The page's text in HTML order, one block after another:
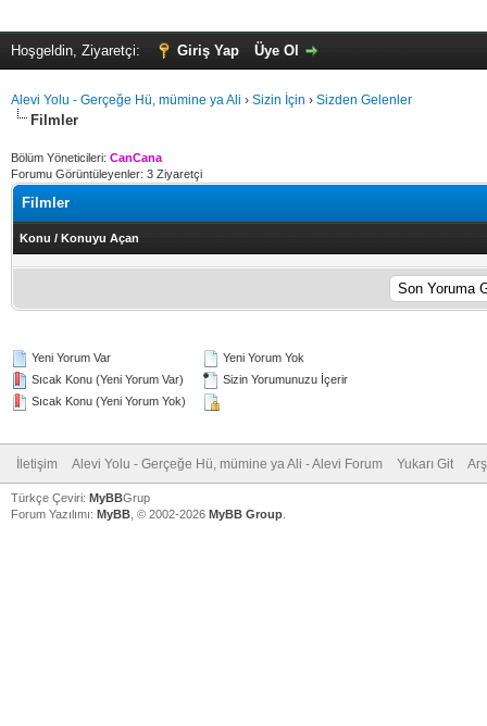
Hoşgeldin, Ziyaretçi: Giriş Yap Üye Ol
Alevi Yolu - Gerçeğe Hü, mümine ya Ali › Sizin İçin › Sizden Gelenler
Filmler
Bölüm Yöneticileri: CanCana
Forumu Görüntüleyenler: 3 Ziyaretçi
Filmler
Konu / Konuyu Açan
Yeni Yorum Var
Sıcak Konu (Yeni Yorum Var)
Sıcak Konu (Yeni Yorum Yok)
Yeni Yorum Yok
Sizin Yorumunuzu İçerir
İletişim Alevi Yolu - Gerçeğe Hü, mümine ya Ali - Alevi Forum Yukarı Git
Türkçe Çeviri: MyBBGrup
Forum Yazılımı: MyBB , © 2002-2026 MyBB Group